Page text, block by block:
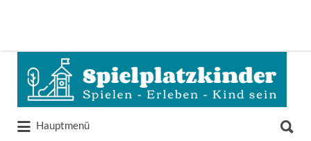
Suchen
nach:
Hauptmenü
nach: